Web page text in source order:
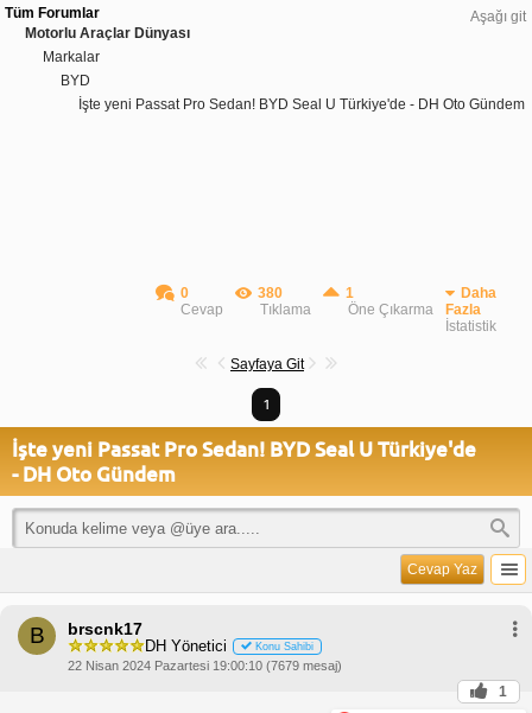
Aşağı git
Tüm Forumlar
Motorlu Araçlar Dünyası
Markalar
BYD
İşte yeni Passat Pro Sedan! BYD Seal U Türkiye'de - DH Oto Gündem
0
Cevap
380
Tıklama
1
Öne Çıkarma
Daha
Fazla
İstatistik
Sayfaya Git
1
İşte yeni Passat Pro Sedan! BYD Seal U Türkiye'de
- DH Oto Gündem
Cevap Yaz
B brscnk17
DH Yönetici Konu Sahibi
22 Nisan 2024 Pazartesi 19:00:10 (7679 mesaj)
1